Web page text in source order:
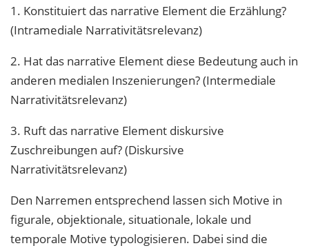
1. Konstituiert das narrative Element die Erzählung?
(Intramediale Narrativitätsrelevanz)
2. Hat das narrative Element diese Bedeutung auch in
anderen medialen Inszenierungen? (Intermediale
Narrativitätsrelevanz)
3. Ruft das narrative Element diskursive
Zuschreibungen auf? (Diskursive
Narrativitätsrelevanz)
Den Narremen entsprechend lassen sich Motive in
figurale, objektionale, situationale, lokale und
temporale Motive typologisieren. Dabei sind die